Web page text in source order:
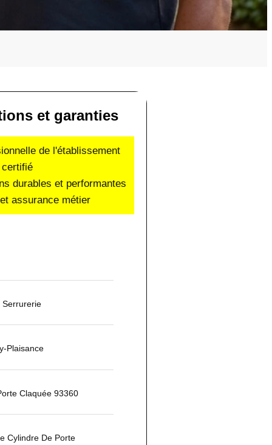
et garanties
de l'établissement
certifié
durables et performantes
assurance métier
Serrurerie
Plaisance
Claquée 93360
Cylindre De Porte